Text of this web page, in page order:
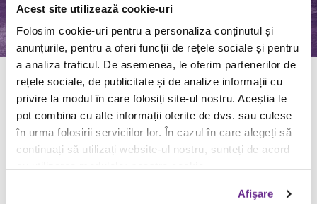
Acest site utilizează cookie-uri
Folosim cookie-uri pentru a personaliza conținutul și
anunțurile, pentru a oferi funcții de rețele sociale și pentru
a analiza traficul. De asemenea, le oferim partenerilor de
rețele sociale, de publicitate și de analize informații cu
privire la modul în care folosiți site-ul nostru. Aceștia le
pot combina cu alte informații oferite de dvs. sau culese
în urma folosirii serviciilor lor. În cazul în care alegeți să
continuați să utilizați website-ul nostru, sunteți de acord
Afişare
BUBBLE GUM
MILKSHAKE
15.90 LEI
milk and bubble gum topping, and you finish it off with